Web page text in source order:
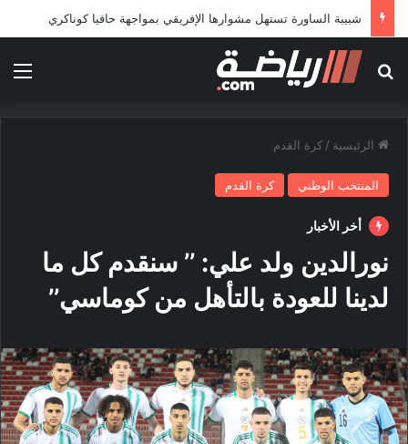
بحث عن
الرئيسية / كرة القدم
المنتخب الوطني كرة القدم
أخر الأخبار
نورالدين ولد علي: ’’ سنقدم كل ما
لدينا للعودة بالتأهل من كوماسي’’